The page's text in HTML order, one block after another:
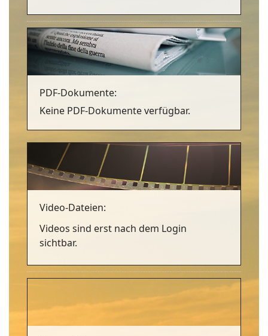
PDF-Dokumente:
Keine PDF-Dokumente verfügbar.
Video-Dateien:
Videos sind erst nach dem Login
sichtbar.